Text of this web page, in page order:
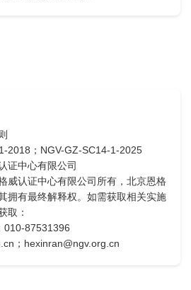
2018；NGV-GZ-SC14-1-2025
证中心有限公司
威认证中心有限公司所有，北京恩格
拥有最终解释权。如需获取相关实施
取：
010-87531396
；hexinran@ngv.org.cn